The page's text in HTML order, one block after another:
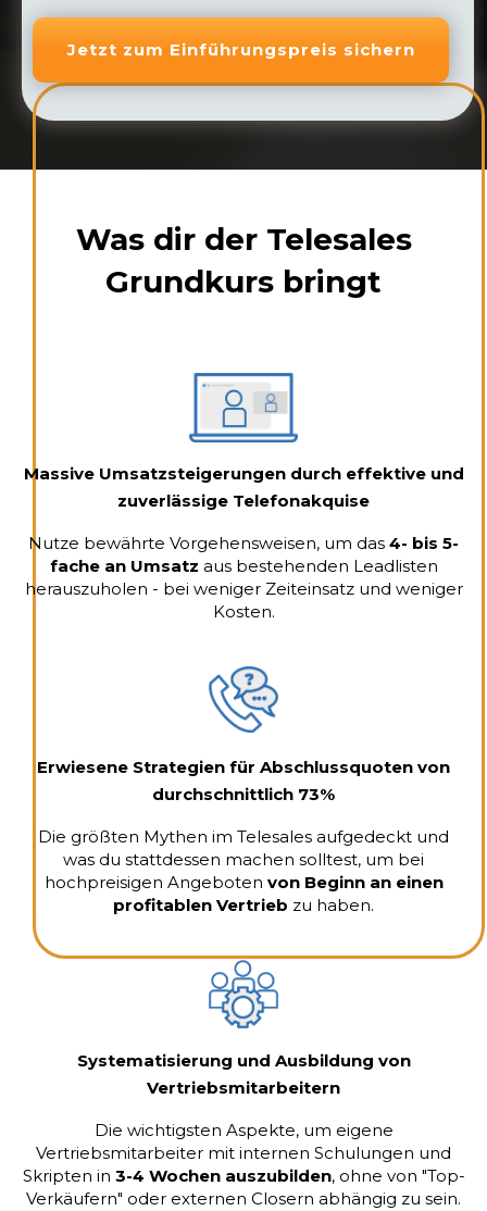
Jetzt zum Einführungspreis sichern
Was dir der Telesales
Grundkurs bringt
Massive Umsatzsteigerungen durch effektive und
zuverlässige Telefonakquise
Nutze bewährte Vorgehensweisen, um das 4- bis 5-
fache an Umsatz aus bestehenden Leadlisten
herauszuholen - bei weniger Zeiteinsatz und weniger
Kosten.
Erwiesene Strategien für Abschlussquoten von
durchschnittlich 73%
Die größten Mythen im Telesales aufgedeckt und
was du stattdessen machen solltest, um bei
hochpreisigen Angeboten von Beginn an einen
profitablen Vertrieb zu haben.
Systematisierung und Ausbildung von
Vertriebsmitarbeitern
Die wichtigsten Aspekte, um eigene
Vertriebsmitarbeiter mit internen Schulungen und
Skripten in 3-4 Wochen auszubilden, ohne von "Top-
Verkäufern" oder externen Closern abhängig zu sein.